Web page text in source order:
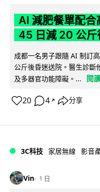
AI 減肥餐單配
45 日減 20 公斤
成都一名男子跟隨 AI 制訂
公斤後昏迷送院。醫生診斷
及多器官功能障礙。...
閱
20 4 ↗ 分享
3C科技 家居無線 影音
Vin 1 日